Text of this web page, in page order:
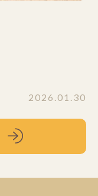
2026.01.30